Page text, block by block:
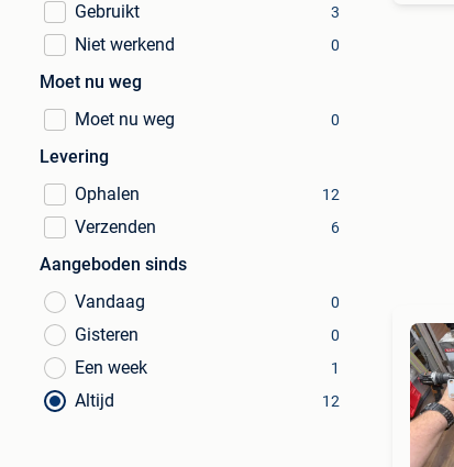
Gebruikt 3
Niet werkend 0
Moet nu weg
Moet nu weg
0
Levering
Ophalen
12
Verzenden 6
Aangeboden sinds
Vandaag
0
Gisteren 0
Een week 1
Altijd 12